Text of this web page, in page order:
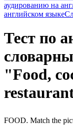
аудированию на
английском языке
Тест по
"Food,
FOOD. Match the